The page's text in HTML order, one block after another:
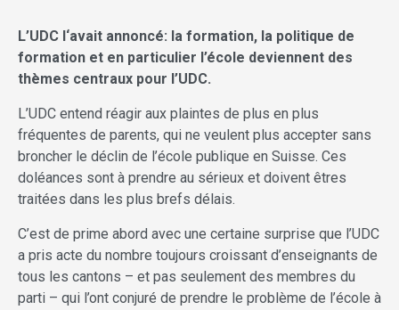
L’UDC l‘avait annoncé: la formation, la politique de
formation et en particulier l’école deviennent des
thèmes centraux pour l’UDC.
L’UDC entend réagir aux plaintes de plus en plus
fréquentes de parents, qui ne veulent plus accepter sans
broncher le déclin de l’école publique en Suisse. Ces
doléances sont à prendre au sérieux et doivent êtres
traitées dans les plus brefs délais.
C’est de prime abord avec une certaine surprise que l’UDC
a pris acte du nombre toujours croissant d’enseignants de
tous les cantons – et pas seulement des membres du
parti – qui l’ont conjuré de prendre le problème de l’école à